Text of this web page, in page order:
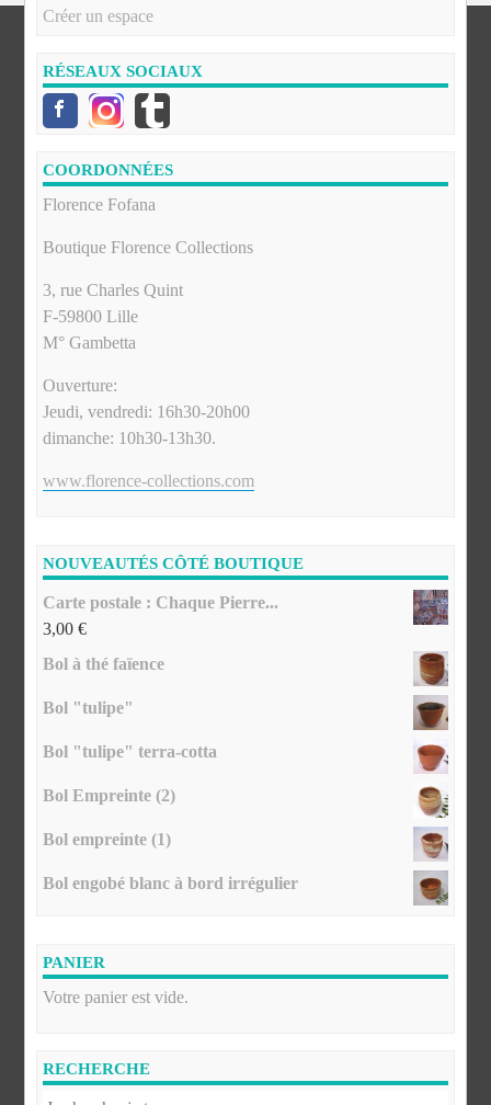
Créer un espace
RÉSEAUX SOCIAUX
COORDONNÉES
Florence Fofana
Boutique Florence Collections
3, rue Charles Quint
F-59800 Lille
M° Gambetta
Ouverture:
Jeudi, vendredi: 16h30-20h00
dimanche: 10h30-13h30.
www.florence-collections.com
NOUVEAUTÉS CÔTÉ BOUTIQUE
Carte postale : Chaque Pierre...
3,00€
Bol à thé faïence
Bol "tulipe"
Bol "tulipe" terra-cotta
Bol Empreinte (2)
Bol empreinte (1)
Bol engobé blanc à bord irrégulier
PANIER
Votre panier est vide.
RECHERCHE